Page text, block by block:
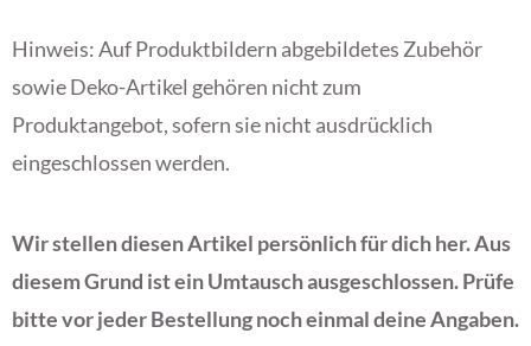
Hinweis: Auf Produktbildern abgebildetes Zubehör
sowie Deko-Artikel gehören nicht zum
Produktangebot, sofern sie nicht ausdrücklich
eingeschlossen werden.
Wir stellen diesen Artikel persönlich für dich her. Aus
diesem Grund ist ein Umtausch ausgeschlossen. Prüfe
bitte vor jeder Bestellung noch einmal deine Angaben.